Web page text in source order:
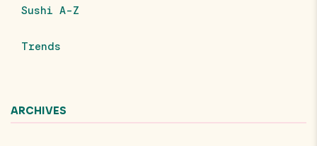
Sushi A-Z
Trends
ARCHIVES